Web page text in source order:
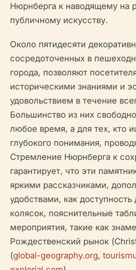
Нюрнберга к наводящему на
публичному искусству.
Около пятидесяти
сосредоточенных в
города, позволяют
историческими знаниями и
удовольствием в течение
Большинство из них
любое время, а для тех, кто
глубокого понимания,
Стремление Нюрнберга к
гарантирует, что эти
яркими рассказчиками,
удобствами, как
колясок, пояснительные
мероприятия, такие как
Рождественский рынок
(global-geography.org,